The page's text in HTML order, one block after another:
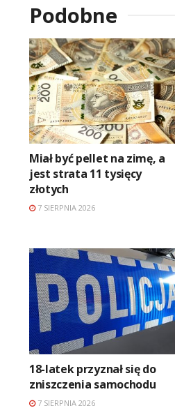
Podobne
Miał być pellet na zimę, a
jest strata 11 tysięcy
złotych
7 SIERPNIA 2026
18-latek przyznał się do
zniszczenia samochodu
7 SIERPNIA 2026